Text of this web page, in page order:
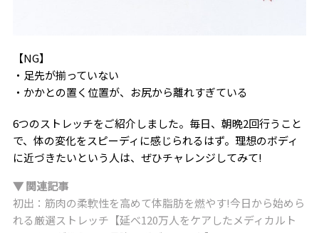
【NG】
・足先が揃っていない
・かかとの置く位置が、お尻から離れすぎている
6つのストレッチをご紹介しました。毎日、朝晩2回行うこと
で、体の変化をスピーディに感じられるはず。理想のボディ
に近づきたいという人は、ぜひチャレンジしてみて!
▼ 関連記事
初出：筋肉の柔軟性を高めて体脂肪を燃やす!今日から始めら
れる厳選ストレッチ【延べ120万人をケアしたメディカルト